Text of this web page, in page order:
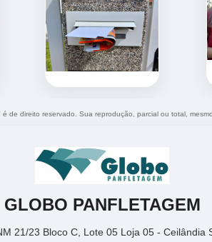
é de direito reservado. Sua reprodução, parcial ou total,
GLOBO PANFLETAGEM
21/23 Bloco C, Lote 05 Loja 05 - Ceilândia